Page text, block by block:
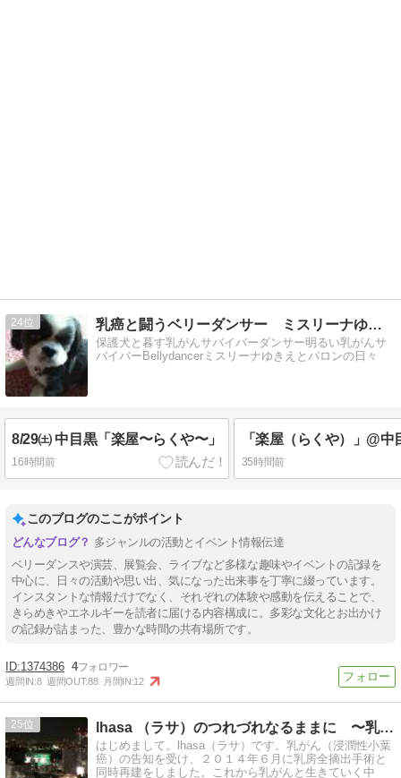
24 乳癌と闘うベリーダンサー ミスリーナゆきえ
保護犬と暮す乳がんサバイバーダンサー明るい乳がんサ
バイバーBellydancerミスリーナゆきえとパロンの日々
8/29㈯ 中目黒「楽屋〜らくや〜」
16時間前
「楽屋（らくや）」@
35時間前
このブログのここがポイント
多ジャンルの活動とイベント情報伝達
ベリーダンスや演芸、展覧会、ライブなど多様な趣味やイベントの記録を
中心に、日々の活動や思い出、気になった出来事を丁寧に綴っています。
インスタントな情報だけでなく、それぞれの体験や感動を伝えることで、
きらめきやエネルギーを読者に届ける内容構成に。多彩な文化とお出かけ
の記録が詰まった、豊かな時間の共有場所です。
1374386 4
週間IN:8 週間OUT:88 月間IN:12
25 lhasa （ラサ）のつれづれなるままに 〜乳がんと生きて…
はじめまして。lhasa（ラサ）です。乳がん（浸潤性小葉
癌）の告知を受け、２０１４年６月に乳房全摘出手術と
同時再建をしました。これから乳がんと生きていく中